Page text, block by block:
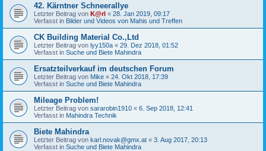
42. Kärntner Schneerallye
Letzter Beitrag von K@rl « 28. Jan 2019, 09:17
Verfasst in Bilder und Videos von Mahis und Treffen
CK Building Material Co.,Ltd
Letzter Beitrag von lyy150a « 29. Dez 2018, 01:52
Verfasst in Suche und Biete Mahindra
Ersatzteilverkauf im deutschen Forum
Letzter Beitrag von Mike « 24. Okt 2018, 17:39
Verfasst in Suche und Biete Mahindra
Mileage Problem!
Letzter Beitrag von sararobin1910 « 6. Sep 2018, 12:41
Verfasst in Mahindra Technik
Biete Mahindra
Letzter Beitrag von karl.novak@gmx.at « 3. Aug 2017, 20:13
Verfasst in Suche und Biete Mahindra